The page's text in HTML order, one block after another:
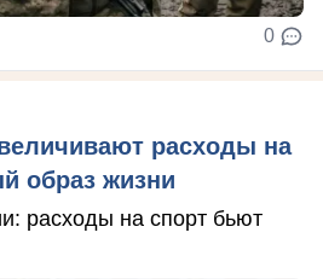
0
расходы на
образ жизни
расходы на спорт бьют